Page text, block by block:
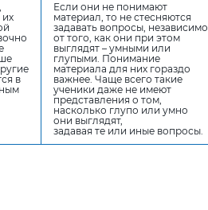
их
в
Если они не понимают
материал, то не стесняются
задавать вопросы, независимо
от того, как они при этом
выглядят – умными или
глупыми. Понимание
материала для них гораздо
важнее. Чаще всего такие
ученики даже не имеют
представления о том,
насколько глупо или умно
они выглядят,
задавая те или иные вопросы.